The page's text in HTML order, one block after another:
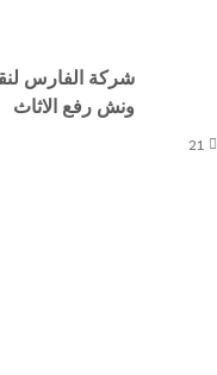
21
شركة الفارس
ونش رفع الاثاث